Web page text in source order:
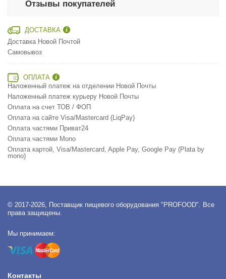
Отзывы покупателей
ДОСТАВКА
Доставка Новой Почтой
Самовывоз
ОПЛАТА
Наложенный платеж на отделении Новой Почты
Наложенный платеж курьеру Новой Почты
Оплата на счет ТОВ / ФОП
Оплата на сайте Visa/Mastercard (LiqPay)
Оплата частями Приват24
Оплата частями Mono
Оплата картой, Visa/Mastercard, Apple Pay, Google Pay (Plata by
mono)
© 2017-2026, Поставщик пищевого оборудования "PROFOOD". Все
права защищены.
Мы принимаем:
Контакты